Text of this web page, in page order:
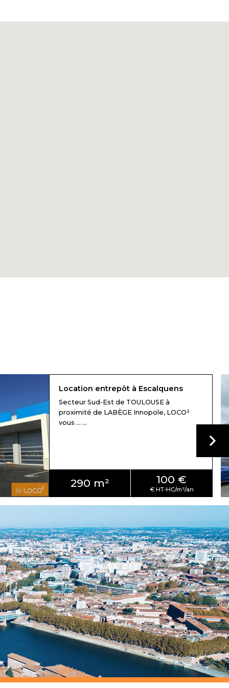
Location entrepôt à Escalquens
Secteur Sud-Est de TOULOUSE à
proximité de LABÈGE Innopole, LOCO²
vous ... ...
290 m² 100 €